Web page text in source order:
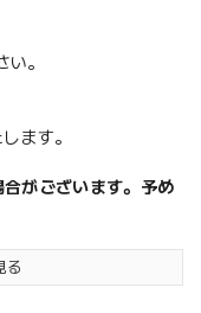
。
ます。
がございます。予め
る